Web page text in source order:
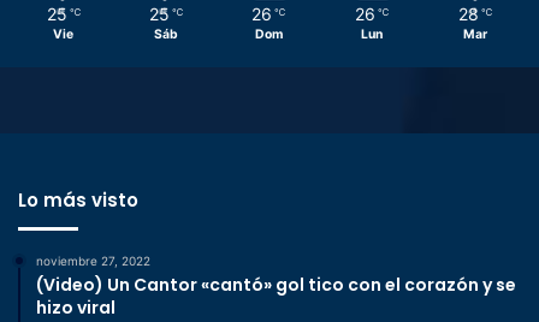
25 ℃
Vie
25 ℃
Sáb
26 ℃
Dom
26 ℃
Lun
28 ℃
Mar
Lo más visto
noviembre 27, 2022
(Video) Un Cantor «cantó» gol tico con el corazón y se
hizo viral